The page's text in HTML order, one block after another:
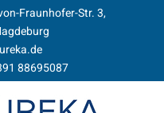
Fraunhofer-Str. 3,
88695087